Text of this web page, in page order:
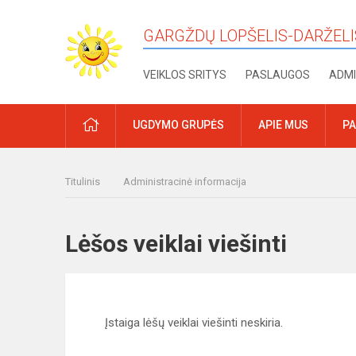
GARGŽDŲ LOPŠELIS-
VEIKLOS SRITYS PASLAUGOS
PRADŽIAUGDYMO GRUPĖS APIE MUS
Titulinis Administracinė informacija
Lėšos veiklai viešinti
Įstaiga lėšų veiklai viešinti neskiria.